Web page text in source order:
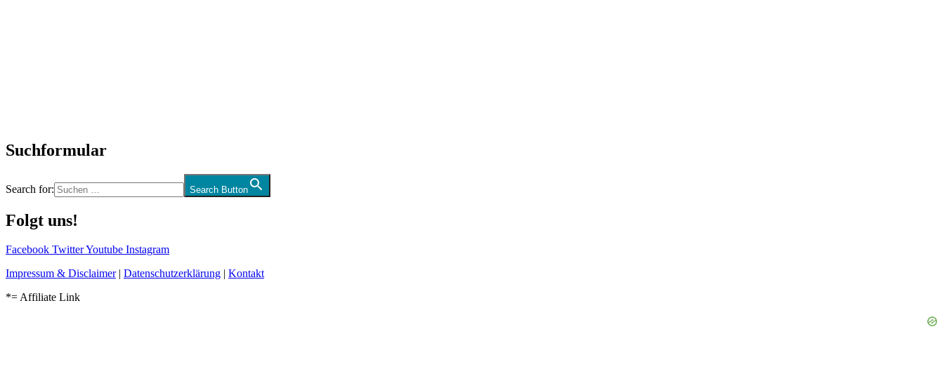
Suchformular
Search for: Search Button
Folgt uns!
Facebook TwitterYoutube Instagram
Impressum & Disclaimer| Datenschutzerklärung | Kontakt
*= Affiliate Link